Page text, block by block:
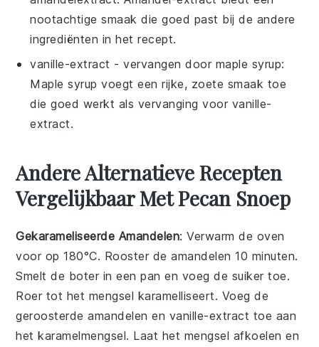
nootachtige smaak die goed past bij de andere
ingrediënten in het recept.
vanille-extract - vervangen door maple syrup:
Maple syrup voegt een rijke, zoete smaak toe
die goed werkt als vervanging voor vanille-
extract.
Andere Alternatieve Recepten
Vergelijkbaar Met Pecan Snoep
Gekarameliseerde Amandelen: Verwarm de oven
voor op 180°C. Rooster deamandelen 10 minuten.
Smelt de boter in een pan en voeg de suiker toe.
Roer tot het mengsel karamelliseert. Voeg de
geroosterde amandelen en vanille-extract toe aan
het karamelmengsel. Laat het mengsel afkoelen en